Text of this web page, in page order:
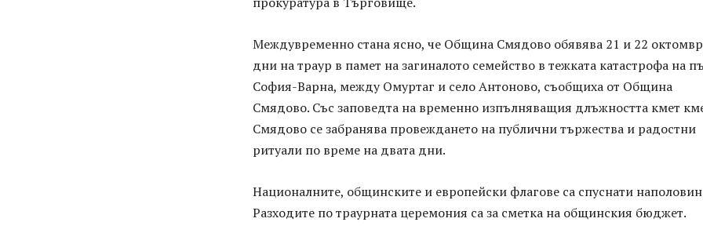
Междувременно стана ясно, че Община Смядово обявява 21 и 22
дни на траур в памет на загиналото семейство в тежката катастрофа на
София-Варна, между Омуртаг и село Антоново, съобщиха от Община
Смядово. Със заповедта на временно изпълняващия длъжността кмет
Смядово се забранява провеждането на публични тържества и радостни
ритуали по време на двата дни.
Националните, общинските и европейски флагове са спуснати
Разходите по траурната церемония са за сметка на общинския бюджет.